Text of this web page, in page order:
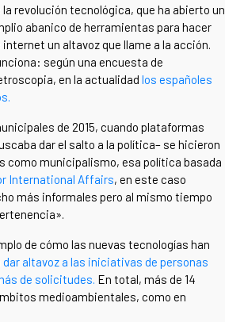
la revolución tecnológica, que ha abierto un
abanico de herramientas para hacer
internet un altavoz que llame a la acción.
según una encuesta de
en la actualidad los españoles
de 2015, cuando plataformas
dar el salto a la política– se hicieron
como municipalismo, esa política basada
International Affairs, en este caso
más informales pero al mismo tiempo
de cómo las nuevas tecnologías han
altavoz a las iniciativas de personas
de solicitudes. En total, más de 14
medioambientales, como en